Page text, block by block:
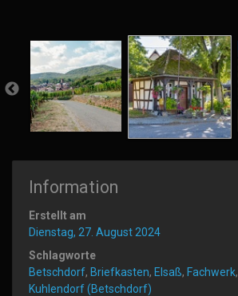
Information
Erstellt am
Dienstag, 27. August 2024
Schlagworte
Betschdorf, Briefkasten, Elsaß, Fachwerk,
Kuhlendorf (Betschdorf)